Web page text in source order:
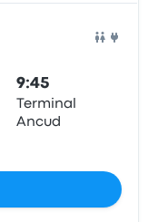
9:45
Terminal
Ancud